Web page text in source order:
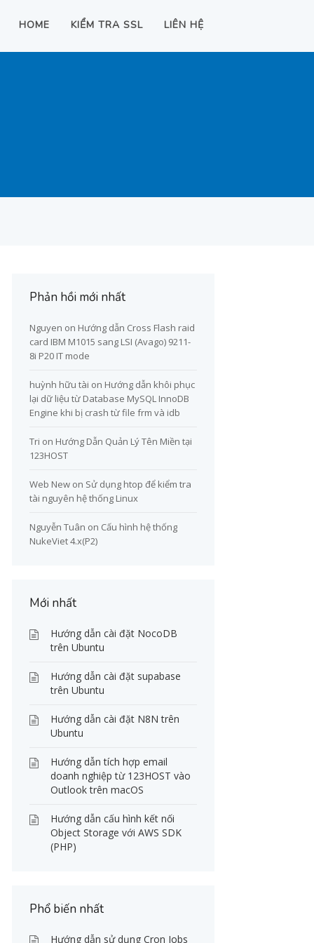
HOME KIỂM TRA SSL LIÊN HỆ
Phản hồi mới nhất
Nguyen on Hướng dẫn Cross Flash raid
card IBM M1015 sang LSI (Avago) 9211-
8i P20 IT mode
huỳnh hữu tài on Hướng dẫn khôi phục
lại dữ liệu từ Database MySQL InnoDB
Engine khi bị crash từ file frm và idb
Tri on Hướng Dẫn Quản Lý Tên Miền tại
123HOST
Web Newon Sử dụng htop để kiểm tra
tài nguyên hệ thống Linux
Nguyễn Tuân on Cấu hình hệ thống
NukeViet 4.x(P2)
Mới nhất
Hướng dẫn cài đặt NocoDB
trên Ubuntu
Hướng dẫn cài đặt supabase
trên Ubuntu
Hướng dẫn cài đặt N8N trên
Ubuntu
Hướng dẫn tích hợp email
doanh nghiệp từ 123HOST vào
Outlook trên macOS
Hướng dẫn cấu hình kết nối
Object Storage với AWS SDK
(PHP)
Phổ biến nhất
Hướng dẫn sử dụng Cron Jobs